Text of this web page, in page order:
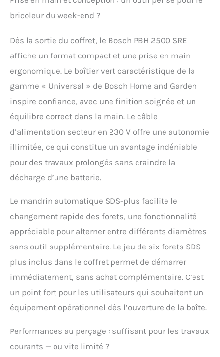
lors du travail avec un
fentes de câbles
mouvement d'impact
pour pouvoir percer dans
avec : PBH 2500 SRE,
coffret
bricoleur du week-end ?
Dès la sortie du coffret, le Bosch PBH 2500 SRE
affiche un format compact et une prise en main
ergonomique. Le boîtier vert caractéristique de la
gamme « Universal » de Bosch Home and Garden
inspire confiance, avec une finition soignée et un
équilibre correct dans la main. Le câble
d’alimentation secteur en 230 V offre une autonomie
illimitée, ce qui constitue un avantage indéniable
pour des travaux prolongés sans craindre la
décharge d’une batterie.
Le mandrin automatique SDS-plus facilite le
changement rapide des forets, une fonctionnalité
appréciable pour alterner entre différents diamètres
sans outil supplémentaire. Le jeu de six forets SDS-
plus inclus dans le coffret permet de démarrer
immédiatement, sans achat complémentaire. C’est
un point fort pour les utilisateurs qui souhaitent un
équipement opérationnel dès l’ouverture de la boîte.
Performances au perçage : suffisant pour les travaux
courants — ou vite limité ?